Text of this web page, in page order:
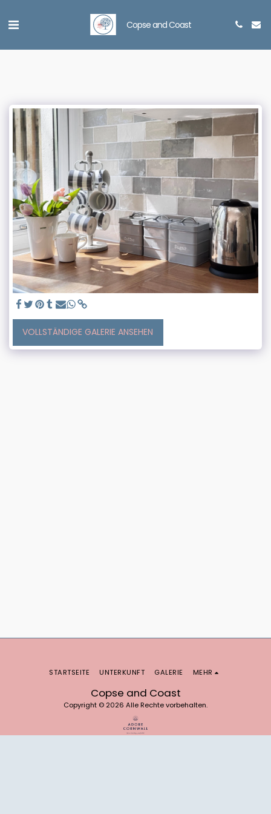
Copse and Coast
VOLLSTÄNDIGE GALERIE ANSEHEN
Copse and Coast
Copyright © 2026 Alle Rechte vorbehalten.
STARTSEITE UNTERKUNFT GALERIE MEHR